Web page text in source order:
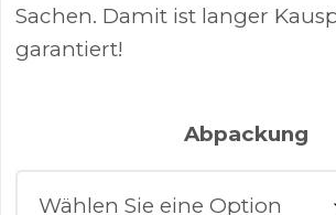
Sachen. Damit ist langer
garantiert!
Abpackung